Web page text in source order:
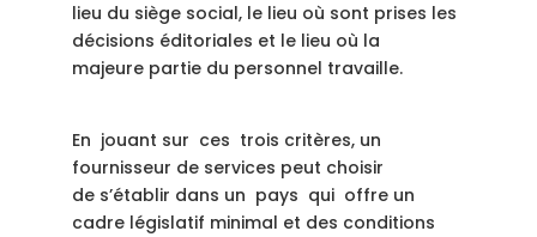
lieu du siège social, le lieu où sont prises les
décisions éditoriales et le lieu où la
majeure partie du personnel travaille.
En jouant sur ces trois critères, un
fournisseur de services peut choisir
de s’établir dans un pays qui offre un
cadre législatif minimal et des conditions